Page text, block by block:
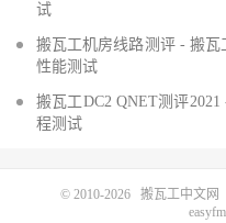
试
搬瓦工机房线路测评 - 搬瓦
性能测试
搬瓦工DC2 QNET测评
程测试
© 2010-2026 搬瓦工中文网